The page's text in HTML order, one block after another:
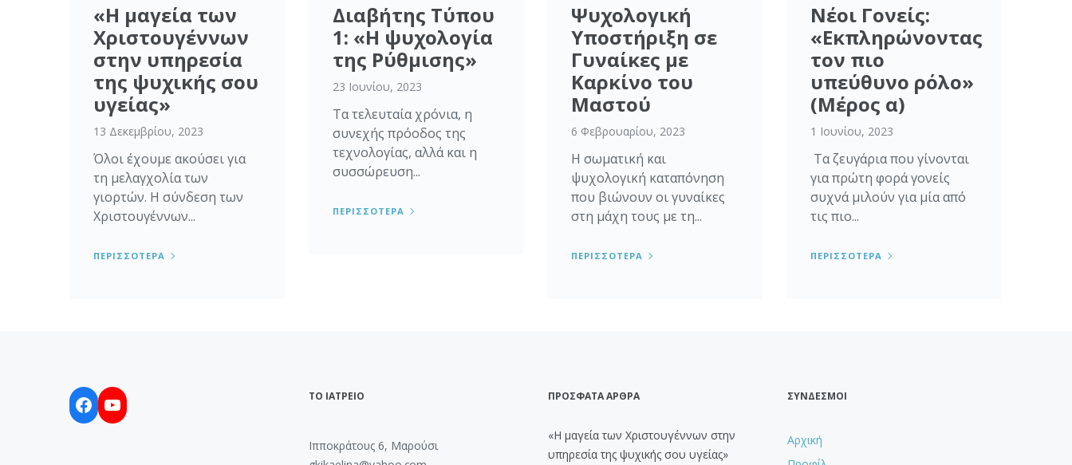
«Η μαγεία των
Χριστουγέννων
στην υπηρεσία
της ψυχικής σου
υγείας»
13 Δεκεμβρίου, 2023
Όλοι έχουμε ακούσει για
τη μελαγχολία των
γιορτών. Η σύνδεση των
Χριστουγέννων...
ΠΕΡΙΣΣΟΤΕΡΑ
Διαβήτης Τύπου
1: «Η ψυχολογία
της Ρύθμισης»
23 Ιουνίου, 2023
Τα τελευταία χρόνια, η
συνεχής πρόοδος της
τεχνολογίας, αλλά και η
συσσώρευση...
ΠΕΡΙΣΣΟΤΕΡΑ
Ψυχολογική
Υποστήριξη σε
Γυναίκες με
Καρκίνο του
Μαστού
6 Φεβρουαρίου, 2023
Η σωματική και
ψυχολογική καταπόνηση
που βιώνουν οι γυναίκες
στη μάχη τους με τη...
ΠΕΡΙΣΣΟΤΕΡΑ
Νέοι Γονείς:
«Εκπληρώνοντας
τον πιο
υπεύθυνο ρόλο»
(Μέρος α)
1 Ιουνίου, 2023
Τα ζευγάρια που γίνονται
για πρώτη φορά γονείς
συχνά μιλούν για μία από
τις πιο...
ΠΕΡΙΣΣΟΤΕΡΑ
Facebook
YouTube ΤΟ ΙΑΤΡΕΙΟ
Ιπποκράτους 6, Μαρούσι
ΠΡΟΣΦΑΤΑ ΑΡΘΡΑ
«Η μαγεία των Χριστουγέννων στην
υπηρεσία της ψυχικής σου υγείας»
ΣΥΝΔΕΣΜΟΙ
Αρχική